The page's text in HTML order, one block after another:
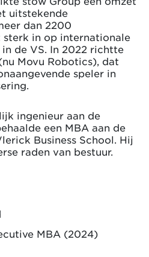
uitstekende
dan 2200
sterk in op internationale
de VS. In 2022 richtte
Movu Robotics), dat
speler in
ingenieur aan de
een MBA aan de
Business School. Hij
raden van bestuur.
MBA (2024)